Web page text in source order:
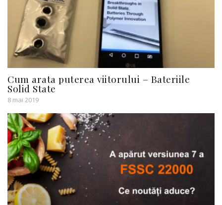
Cum arata puterea viitorului – Bateriile
Solid State
8 mai 2019